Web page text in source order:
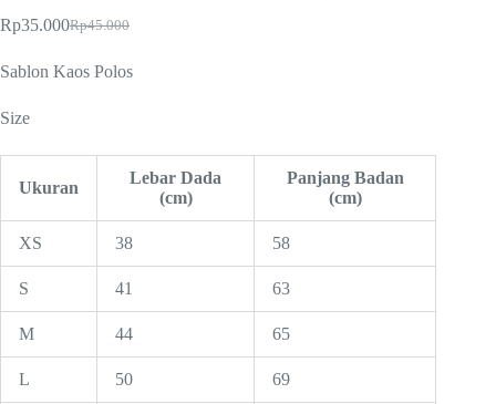
Rp45.000
Original
was:
Rp35.000Current
is:
Sablon Kaos Polos
Size
Ukuran
Lebar Dada
(cm)
Panjang Badan
(cm)
XS 38 58
S 41 63
M 44 65
L 50 69